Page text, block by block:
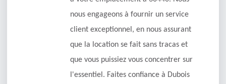
nous engageons à fournir un service
client exceptionnel, en nous assurant
que la location se fait sans tracas et
que vous puissiez vous concentrer sur
l'essentiel. Faites confiance à Dubois